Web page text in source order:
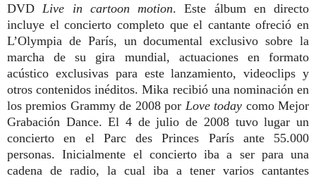
DVD Live in cartoon motion. Este álbum en directo
incluye el concierto completo que el cantante ofreció en
L’Olympia de París, un documental exclusivo sobre la
marcha de su gira mundial, actuaciones en formato
acústico exclusivas para este lanzamiento, videoclips y
otros contenidos inéditos. Mika recibió una nominación en
los premios Grammy de 2008 por Love today como Mejor
Grabación Dance. El 4 de julio de 2008 tuvo lugar un
concierto en el Parc des Princes París ante 55.000
personas. Inicialmente el concierto iba a ser para una
cadena de radio, la cual iba a tener varios cantantes